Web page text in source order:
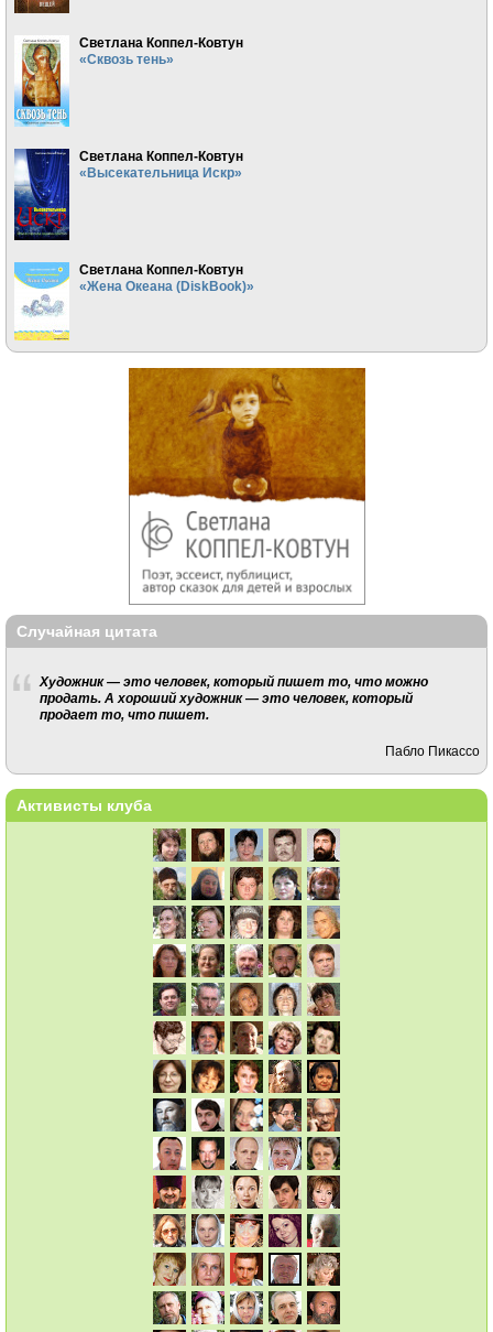
Светлана Коппел-Ковтун
«Сквозь тень»
Светлана Коппел-Ковтун
«Высекательница Искр»
Светлана Коппел-Ковтун
«Жена Океана (DiskBook)»
Случайная цитата
Художник — это человек, который пишет то, что можно
продать. А хороший художник — это человек, который
продает то, что пишет.
Пабло Пикассо
Активисты клуба